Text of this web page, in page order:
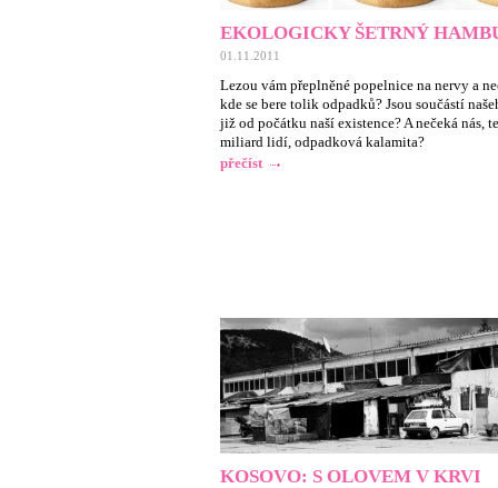
EKOLOGICKY ŠETRNÝ
01.11.2011
Lezou vám přeplněné popelnice na nervy a
kde se bere tolik odpadků? Jsou součástí
již od počátku naší existence? A nečeká nás,
miliard lidí, odpadková kalamita?
přečíst
KOSOVO: S OLOVEM V KRVI